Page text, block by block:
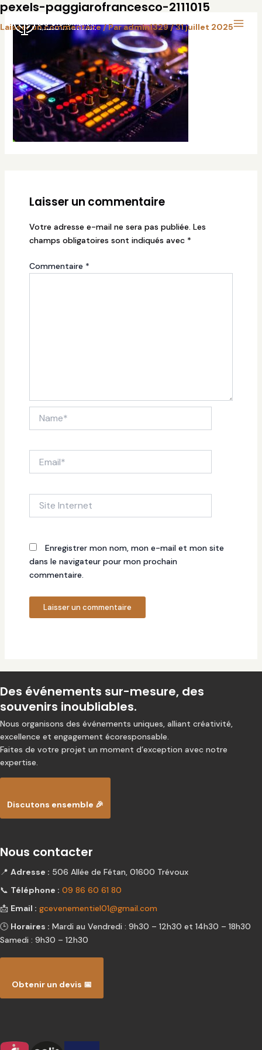
Aller
contenu
Menu
pexels-paggiarofrancesco-2111015
Laisser un commentaire/ Paradmin1329/31 juillet 2025
Laisser un commentaire
Votre adresse e-mail ne sera pas publiée. Les
champs obligatoires sont indiqués avec *
Commentaire *
Internet
Enregistrer mon nom, mon e-mail et mon site
dans le navigateur pour mon prochain
commentaire.
Des événements sur-mesure, des
souvenirs inoubliables.
Nous organisons des événements uniques, alliant créativité,
excellence et engagement écoresponsable.
Faites de votre projet un moment d’exception avec notre
expertise.
Discutons ensemble 🎉
Nous contacter
📍 Adresse : 506 Allée de Fétan, 01600 Trévoux
📞 Téléphone : 09 86 60 61 80
📩 Email : gcevenementiel01@gmail.com
🕒 Horaires : Mardi au Vendredi : 9h30 – 12h30 et 14h30 – 18h30
Samedi : 9h30 – 12h30
Obtenir un devis 📅